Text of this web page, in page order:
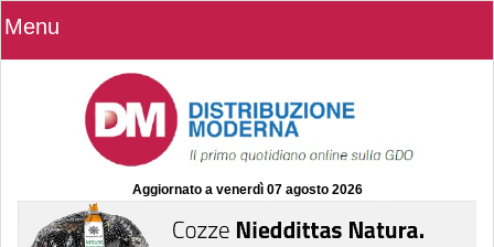
Menu
Aggiornato a venerdì 07 agosto 2026